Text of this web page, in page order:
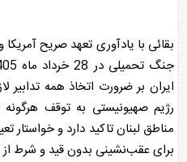
بقائی با یادآوری تعهد صریح
ایران بر ضرورت اتخاذ همه تدابیر
رژیم صهیونیستی به توقف هرگونه
مناطق لبنان تاکید دارد و
برای عقب‌نشینی بدون قید و شرط